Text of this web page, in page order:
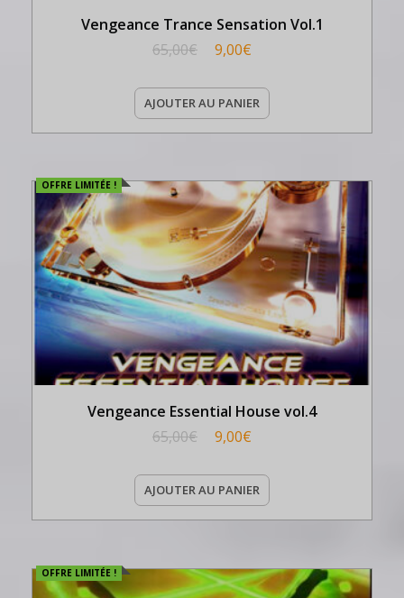
Vengeance Trance Sensation Vol.1
65,00€ 9,00€
AJOUTER AU PANIER
OFFRE LIMITÉE !
Vengeance Essential House vol.4
65,00€ 9,00€
AJOUTER AU PANIER
OFFRE LIMITÉE !